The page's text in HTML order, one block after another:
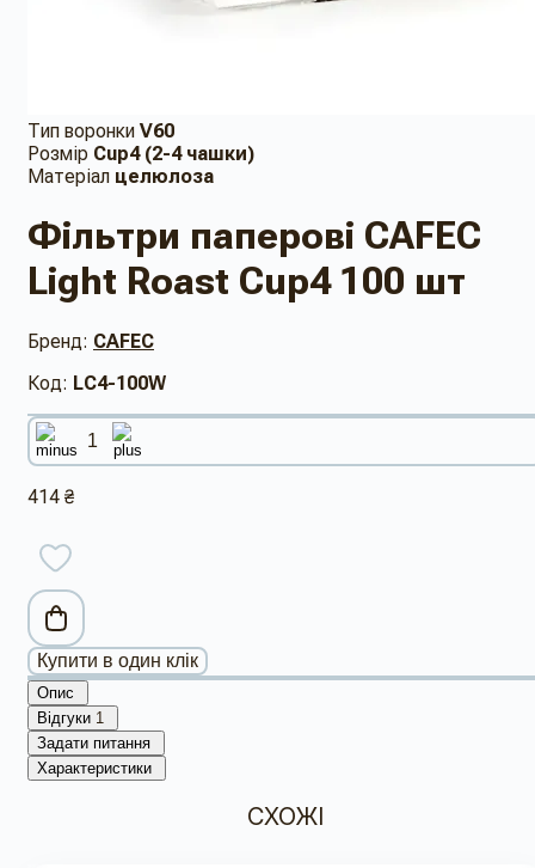
Тип воронки V60
Розмір Cup4 (2-4 чашки)
Матеріал целюлоза
Фільтри паперові CAFEC
Light Roast Cup4 100 шт
Бренд: CAFEC
Код: LC4-100W
414 ₴
Купити в один клік
Опис
Відгуки 1
Задати питання
Характеристики
СХОЖІ